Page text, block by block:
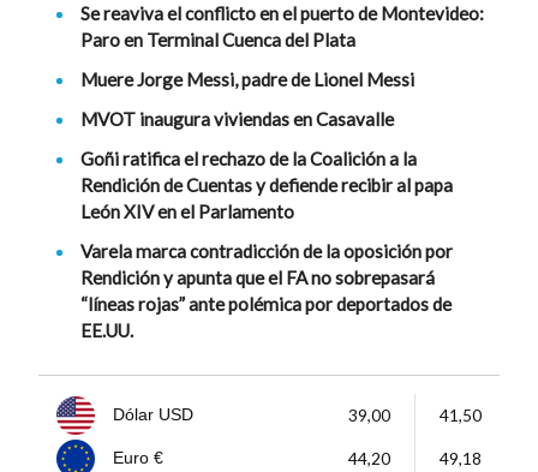
Se reaviva el conflicto en el puerto de Montevideo:
Paro en Terminal Cuenca del Plata
Muere Jorge Messi, padre de Lionel Messi
MVOT inaugura viviendas en Casavalle
Goñi ratifica el rechazo de la Coalición a la
Rendición de Cuentas y defiende recibir al papa
León XIV en el Parlamento
Varela marca contradicción de la oposición por
Rendición y apunta que el FA no sobrepasará
“líneas rojas” ante polémica por deportados de
EE.UU.
Dólar USD 39,00 41,50
Euro € 44,20 49,18